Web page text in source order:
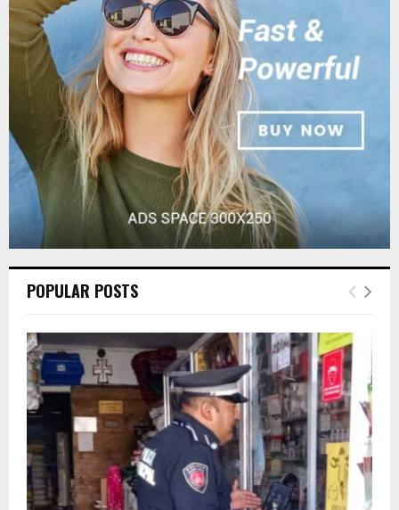
r
:
C
POPULAR POSTS